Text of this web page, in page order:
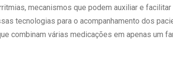
mecanismos que podem auxiliar e
tecnologias para o acompanhamento dos
combinam várias medicações em apenas um